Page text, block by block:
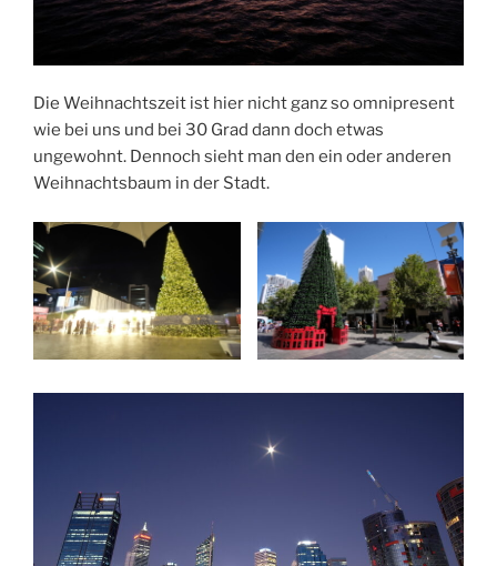
Die Weihnachtszeit ist hier nicht ganz so omnipresent
wie bei uns und bei 30 Grad dann doch etwas
ungewohnt. Dennoch sieht man den ein oder anderen
Weihnachtsbaum in der Stadt.